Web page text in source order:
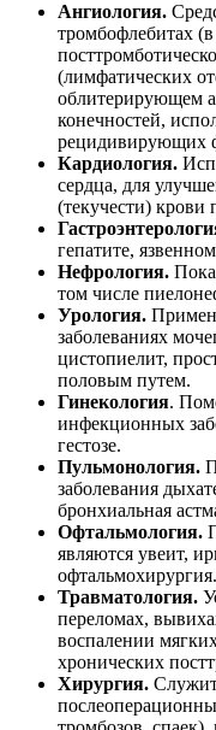
Ангиология.
тромбофлебитах
(лимфатических
облитерирующем
конечностей,
рецидивирующих
Кардиология.
сердца, для
(текучести) крови
гепатите,
Нефрология.
том числе
Урология.
заболеваниях
цистопиелит,
половым путем.
Гинекология.
инфекционных
гестозе.
Пульмонология.
заболевания
бронхиальная
Офтальмология.
являются увеит,
офтальмохирургия.
Травматология.
переломах,
воспалении
хронических
Хирургия.